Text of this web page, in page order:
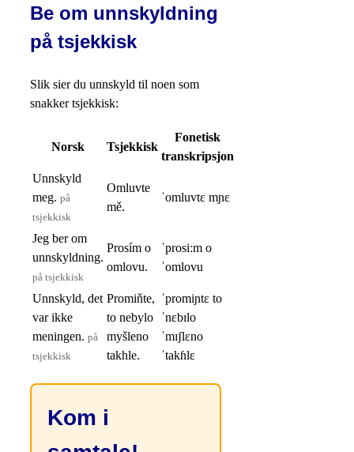
Be om unnskyldning
på tsjekkisk
Slik sier du unnskyld til noen som
snakker tsjekkisk:
Norsk Tsjekkisk
Fonetisk
transkripsjon
Unnskyld
meg. på
tsjekkisk
Omluvte
mě.
ˈomluvtɛ mɲɛ
Jeg ber om
unnskyldning.
på tsjekkisk
Prosím o
omlovu.
ˈprosiːm o
ˈomlovu
Unnskyld, det
var ikke
meningen. på
tsjekkisk
Promiňte,
to nebylo
myšleno
takhle.
ˈpromiɲtɛ to
ˈnɛbɪlo
ˈmɪʃlɛno
ˈtakɦlɛ
Kom i